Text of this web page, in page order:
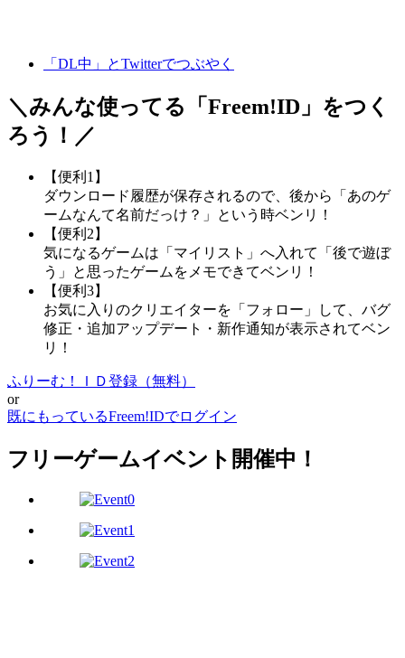
「DL中」とTwitterでつぶやく
＼みんな使ってる「 Freem!ID 」をつく
ろう！／
【便利1】
ダウンロード履歴が保存されるので、後から「あのゲ
ームなんて名前だっけ？」という時ベンリ！
【便利2】
気になるゲームは「マイリスト」へ入れて「後で遊ぼ
う」と思ったゲームをメモできてベンリ！
【便利3】
お気に入りのクリエイターを「フォロー」して、バグ
修正・追加アップデート・新作通知が表示されてベン
リ！
ふりーむ！ＩＤ登録（無料）
or
既にもっているFreem!IDでログイン
フリーゲームイベント開催中！